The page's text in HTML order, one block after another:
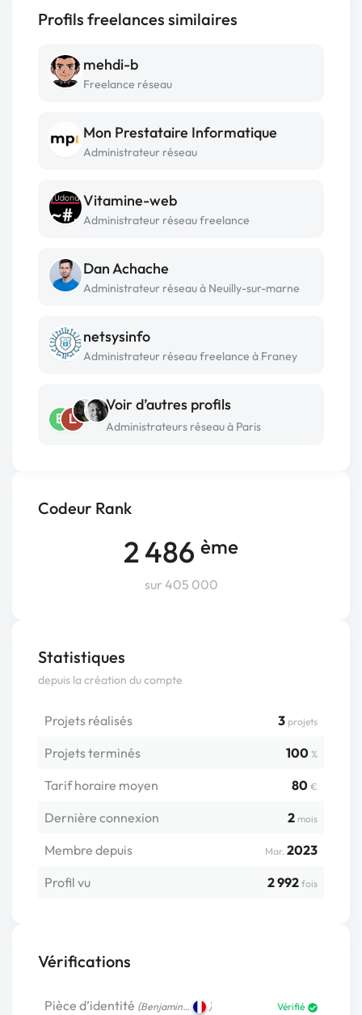
Codeur Rank
2 486 ème
sur 405 000
Statistiques
depuis la création du compte
Projets réalisés 3 projets
Projets terminés 100 %
Tarif horaire moyen 80 €
Dernière connexion 2 mois
Membre depuis Mar. 2023
Profil vu
2 992 fois
Vérifications
Pièce d’identité (Benjamin… ) Vérifié
Profils freelances similaires
mehdi-b
Freelance réseau
Mon Prestataire Informatique
Administrateur réseau
Vitamine-web
Administrateur réseau freelance
Dan Achache
Administrateur réseau à Neuilly-sur-marne
netsysinfo
Administrateur réseau freelance à Franey
B L
Voir d’autres profils
Administrateurs réseau à Paris